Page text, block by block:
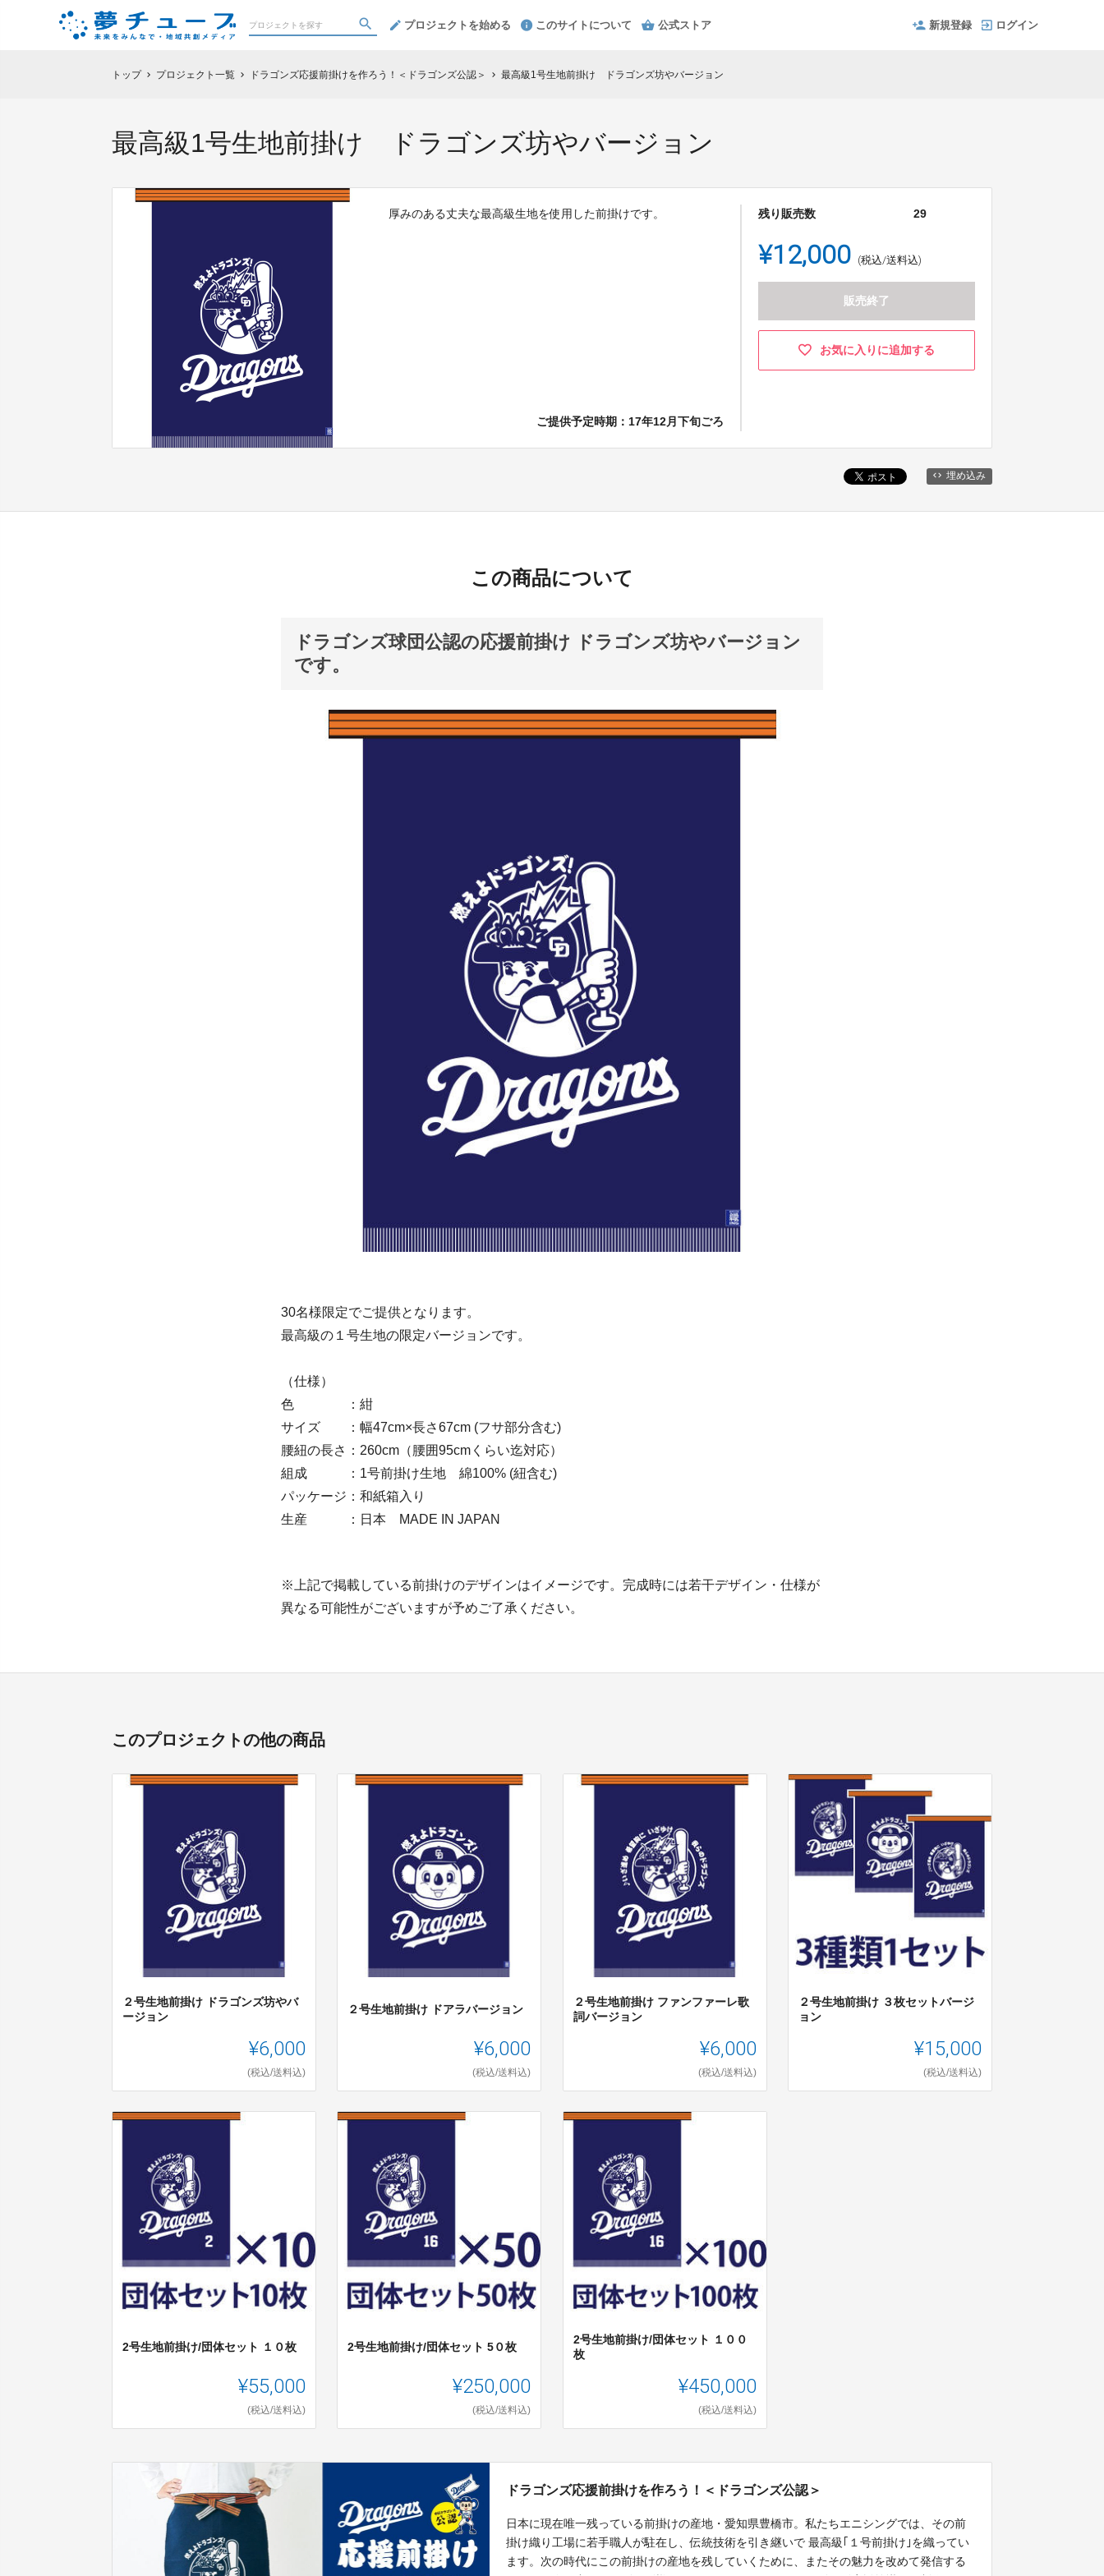
プロジェクトを始める このサイトについて 公式ストア 新規登録 ログイン
トップ chevron_right プロジェクト一覧 chevron_right ドラゴンズ応援前掛けを作ろう！＜ドラゴンズ公認＞ chevron_right 最高級1号生地前掛け ドラゴンズ坊やバージョン
最高級1号生地前掛け ドラゴンズ坊やバージョン
厚みのある丈夫な最高級生地を使用した前掛けです。
ご提供予定時期：17年12月下旬ごろ
残り販売数 29
¥12,000 (税込/送料込)
販売終了
お気に入りに追加する
埋め込み
この商品について
ドラゴンズ球団公認の応援前掛け ドラゴンズ坊やバージョン
です。
30名様限定でご提供となります。
最高級の１号生地の限定バージョンです。
（仕様）
色 ：紺
サイズ ：幅47cm×長さ67cm (フサ部分含む)
腰紐の長さ：260cm（腰囲95cmくらい迄対応）
組成 ：1号前掛け生地 綿100% (紐含む)
パッケージ：和紙箱入り
生産 ：日本 MADE IN JAPAN
※上記で掲載している前掛けのデザインはイメージです。完成時には若干デザイン・仕様が
異なる可能性がございますが予めご了承ください。
このプロジェクトの他の商品
２号生地前掛け ドラゴンズ坊やバ
ージョン
¥6,000
(税込/送料込)
２号生地前掛け ドアラバージョン
¥6,000
(税込/送料込)
２号生地前掛け ファンファーレ歌
詞バージョン
¥6,000
(税込/送料込)
２号生地前掛け ３枚セットバージ
ョン
¥15,000
(税込/送料込)
2号生地前掛け/団体セット １０枚
¥55,000
(税込/送料込)
2号生地前掛け/団体セット 5０枚
¥250,000
(税込/送料込)
2号生地前掛け/団体セット １００
枚
¥450,000
(税込/送料込)
ドラゴンズ応援前掛けを作ろう！＜ドラゴンズ公認＞
日本に現在唯一残っている前掛けの産地・愛知県豊橋市。私たちエニシングでは、その前
掛け織り工場に若手職人が駐在し、伝統技術を引き継いで 最高級｢１号前掛け｣を織ってい
ます。次の時代にこの前掛けの産地を残していくために、またその魅力を改めて発信する